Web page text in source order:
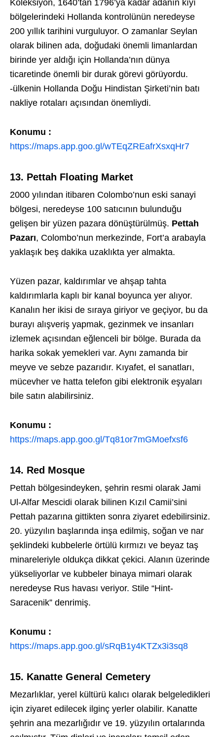
Koleksiyon, 1640’tan 1796’ya kadar adanın kıyı
bölgelerindeki Hollanda kontrolünün neredeyse
200 yıllık tarihini vurguluyor. O zamanlar Seylan
olarak bilinen ada, doğudaki önemli limanlardan
birinde yer aldığı için Hollanda’nın dünya
ticaretinde önemli bir durak görevi görüyordu.
-ülkenin Hollanda Doğu Hindistan Şirketi’nin batı
nakliye rotaları açısından önemliydi.
Konumu :
https://maps.app.goo.gl/wTEqZREafrXsxqHr7
13. Pettah Floating Market
2000 yılından itibaren Colombo’nun eski sanayi
bölgesi, neredeyse 100 satıcının bulunduğu
gelişen bir yüzen pazara dönüştürülmüş. Pettah
Pazarı, Colombo’nun merkezinde, Fort’a arabayla
yaklaşık beş dakika uzaklıkta yer almakta.
Yüzen pazar, kaldırımlar ve ahşap tahta
kaldırımlarla kaplı bir kanal boyunca yer alıyor.
Kanalın her ikisi de sıraya giriyor ve geçiyor, bu da
burayı alışveriş yapmak, gezinmek ve insanları
izlemek açısından eğlenceli bir bölge. Burada da
harika sokak yemekleri var. Aynı zamanda bir
meyve ve sebze pazarıdır. Kıyafet, el sanatları,
mücevher ve hatta telefon gibi elektronik eşyaları
bile satın alabilirsiniz.
Konumu :
https://maps.app.goo.gl/Tq81or7mGMoefxsf6
14. Red Mosque
Pettah bölgesindeyken, şehrin resmi olarak Jami
Ul-Alfar Mescidi olarak bilinen Kızıl Camii’sini
Pettah pazarına gittikten sonra ziyaret edebilirsiniz.
20. yüzyılın başlarında inşa edilmiş, soğan ve nar
şeklindeki kubbelerle örtülü kırmızı ve beyaz taş
minareleriyle oldukça dikkat çekici. Alanın üzerinde
yükseliyorlar ve kubbeler binaya mimari olarak
neredeyse Rus havası veriyor. Stile “Hint-
Saracenik” denrimiş.
Konumu :
https://maps.app.goo.gl/sRqB1y4KTZx3i3sq8
15. Kanatte General Cemetery
Mezarlıklar, yerel kültürü kalıcı olarak belgeledikleri
için ziyaret edilecek ilginç yerler olabilir. Kanatte
şehrin ana mezarlığıdır ve 19. yüzyılın ortalarında